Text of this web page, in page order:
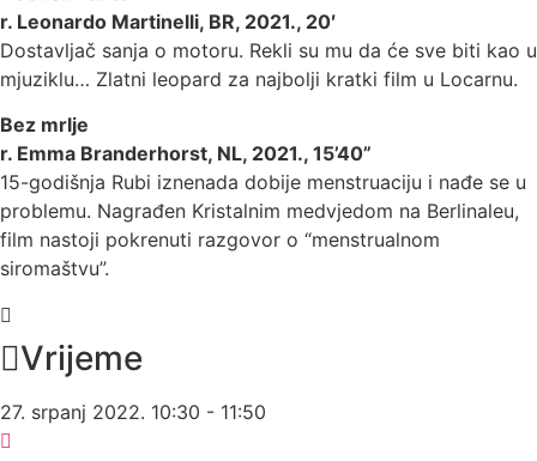
r. Leonardo Martinelli, BR, 2021., 20′
Dostavljač sanja o motoru. Rekli su mu da će sve biti kao u
mjuziklu… Zlatni leopard za najbolji kratki film u Locarnu.
Bez mrlje
r. Emma Branderhorst, NL, 2021., 15’40”
15-godišnja Rubi iznenada dobije menstruaciju i nađe se u
problemu. Nagrađen Kristalnim medvjedom na Berlinaleu,
film nastoji pokrenuti razgovor o “menstrualnom
siromaštvu”.
Vrijeme
27. srpanj 2022. 10:30 - 11:50